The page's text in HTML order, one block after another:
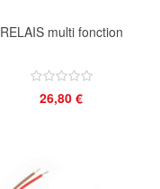
RELAIS multi fonction
26,80 €